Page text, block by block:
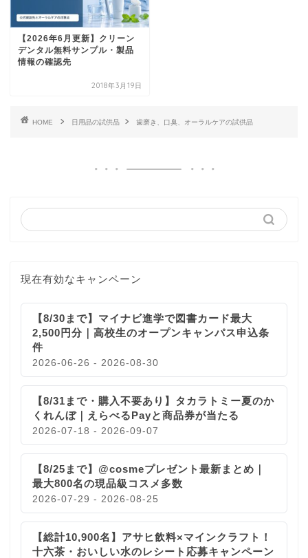
【2026年6月更新】クリーン
デンタル無料サンプル・製品
情報の確認先
2018年3月19日
HOME 日用品の試供品 歯磨き、口臭、オーラルケアの試供品
現在有効なキャンペーン
【8/30まで】マイナビ進学で図書カード最大
2,500円分｜高校生のオープンキャンパス申込条
件
2026-06-26 - 2026-08-30
【8/31まで・購入不要あり】タカラトミー夏のか
くれんぼ｜えらべるPayと商品券が当たる
2026-07-18 - 2026-09-07
【8/25まで】@cosmeプレゼント最新まとめ｜
最大800名の現品級コスメ多数
2026-07-29 - 2026-08-25
【総計10,900名】アサヒ飲料×マインクラフト！
十六茶・おいしい水のレシート応募キャンペーン